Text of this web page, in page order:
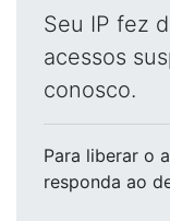
Seu IP fez
acessos
conosco.
Para liberar o
responda ao